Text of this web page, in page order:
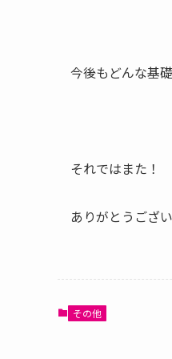
今後もどんな基
それではまた！
ありがとうござ
その他